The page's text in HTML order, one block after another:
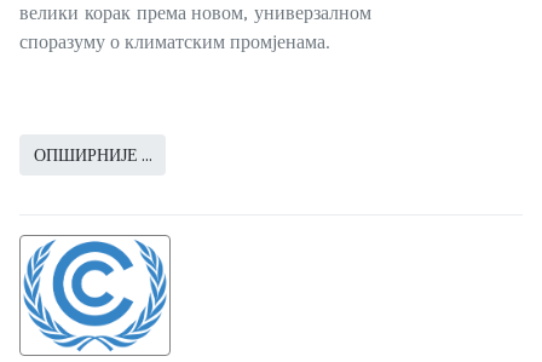
велики корак према новом, универзалном
споразуму о климатским промјенама.
ОПШИРНИЈЕ …